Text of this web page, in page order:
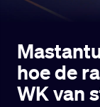
hoe de
WK van